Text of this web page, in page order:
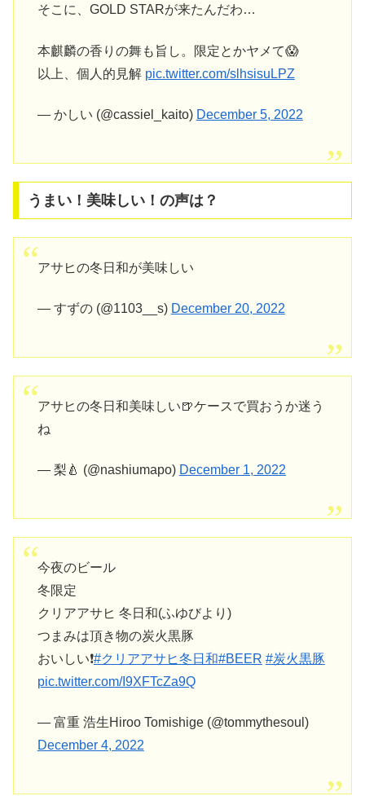
そこに、GOLD STARが来たんだわ…
本麒麟の香りの舞も旨し。限定とかヤメて😱
以上、個人的見解 pic.twitter.com/slhsisuLPZ
— かしい (@cassiel_kaito) December 5, 2022
うまい！美味しい！の声は？
アサヒの冬日和が美味しい
— すずの (@1103__s) December 20, 2022
アサヒの冬日和美味しい🍺ケースで買おうか迷う
ね
— 梨🍐 (@nashiumapo) December 1, 2022
今夜のビール
冬限定
クリアアサヒ 冬日和(ふゆびより)
つまみは頂き物の炭火黒豚
おいしい❗#クリアアサヒ冬日和#BEER #炭火黒豚
pic.twitter.com/I9XFTcZa9Q
— 富重 浩生Hiroo Tomishige (@tommythesoul)
December 4, 2022